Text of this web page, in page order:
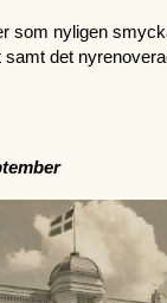
som nyligen
det